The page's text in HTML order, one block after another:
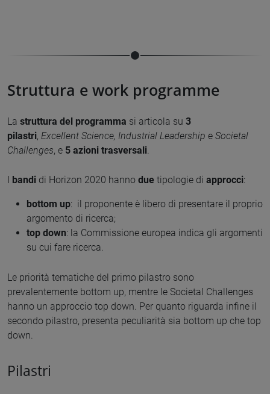
Struttura e work programme
La struttura del programma si articola su 3
pilastri, Excellent Science, Industrial Leadership e Societal
Challenges, e 5 azioni trasversali
bandi di Horizon 2020 hanno due tipologie di approcci:
bottom up: il proponente è libero di presentare il proprio
argomento di ricerca;
top down: la Commissione europea indica gli argomenti
su cui fare ricerca.
Le priorità tematiche del primo pilastro sono
prevalentemente bottom up, mentre le Societal Challenges
hanno un approccio top down. Per quanto riguarda infine il
secondo pilastro, presenta peculiarità sia bottom up che top
down.
Pilastri